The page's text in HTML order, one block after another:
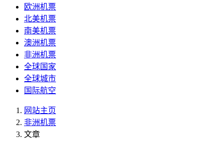
欧洲机票
北美机票
南美机票
澳洲机票
非洲机票
全球国家
全球城市
国际航空
网站主页
非洲机票
文章